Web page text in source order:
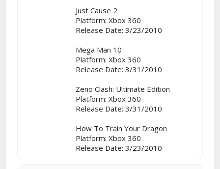
Just Cause 2
Platform: Xbox 360
Release Date: 3/23/2010
Mega Man 10
Platform: Xbox 360
Release Date: 3/31/2010
Zeno Clash: Ultimate Edition
Platform: Xbox 360
Release Date: 3/31/2010
How To Train Your Dragon
Platform: Xbox 360
Release Date: 3/23/2010